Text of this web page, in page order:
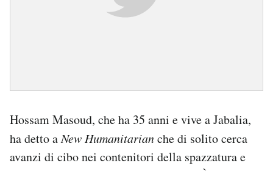
Hossam Masoud, che ha 35 anni e vive a Jabalia,
ha detto aNew Humanitarianche di solito cerca
avanzi di cibo nei contenitori della spazzatura e